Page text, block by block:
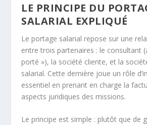
LE PRINCIPE DU
SALARIAL EXPLIQUÉ
Le portage salarial repose sur une
entre trois partenaires : le consultant
porté »), la société cliente, et la
salarial. Cette dernière joue un rôle
essentiel en prenant en charge la
aspects juridiques des missions.
Le principe est simple : plutôt que de